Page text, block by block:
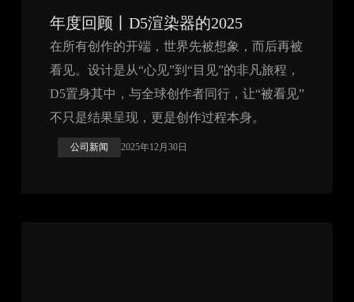
年度回顾丨D5渲染器的2025
在所有创作的开端，世界先被想象，而后再被
看见。设计是从“心见”到“目见”的非凡旅程，
D5置身其中，与全球创作者同行，让“被看见”
不只是结果呈现，更是创作过程本身。
公司新闻 2025年12月30日